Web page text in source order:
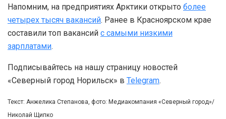
Напомним, на предприятиях Арктики открыто более
четырех тысяч вакансий. Ранее в Красноярском крае
составили топ вакансий с самыми низкими
зарплатами.
Подписывайтесь на нашу страницу новостей
«Северный город Норильск» в Telegram.
Текст: Анжелика Степанова, фото: Медиакомпания «Северный город»/
Николай Щипко